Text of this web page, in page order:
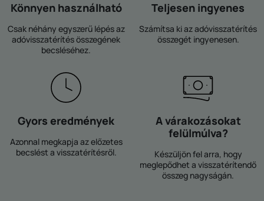
Könnyen használható
Csak néhány egyszerű lépés az
adóvisszatérítés összegének
becsléséhez.
Teljesen ingyenes
Számítsa ki az adóvisszatérítés
összegét ingyenesen.
Gyors eredmények
Azonnal megkapja az előzetes
becslést a visszatérítésről.
A várakozásokat
felülmúlva?
Készüljön fel arra, hogy
meglepődhet a visszatérítendő
összeg nagyságán.